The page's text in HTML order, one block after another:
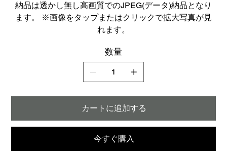
納品は透かし無し高画質でのJPEG(データ)納品となり
ます。 ※画像をタップまたはクリックで拡大写真が見
れます。
数量
カートに追加する
今すぐ購入